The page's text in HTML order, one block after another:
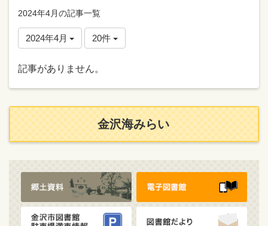
2024年4月の記事一覧
2024年4月 20件
記事がありません。
金沢海みらい